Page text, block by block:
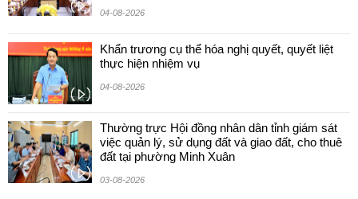
04-08-2026
Khẩn trương cụ thể hóa nghị quyết, quyết liệt
thực hiện nhiệm vụ
04-08-2026
Thường trực Hội đồng nhân dân tỉnh giám sát
việc quản lý, sử dụng đất và giao đất, cho thuê
đất tại phường Minh Xuân
03-08-2026